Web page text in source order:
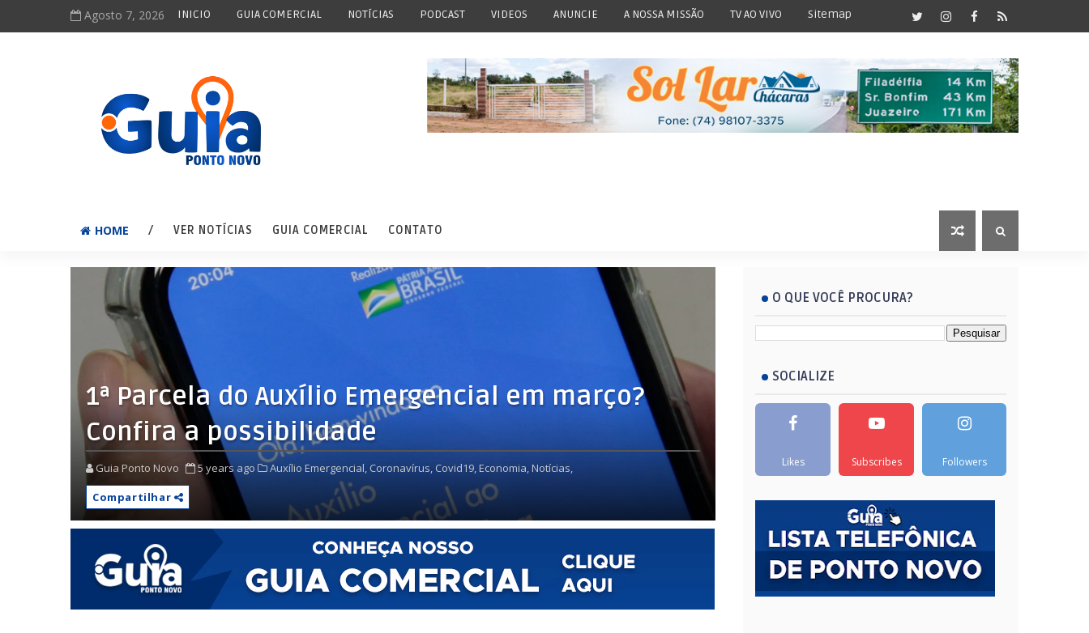
Agosto 7, 2026 INICIO GUIA COMERCIAL NOTÍCIAS PODCAST VIDEOS ANUNCIE A NOSSA MISSÃO TV AO VIVO Sitemap
HOME / VER NOTÍCIAS GUIA COMERCIAL CONTATO
1ª Parcela do Auxílio Emergencial em março?
Confira a possibilidade
Guia Ponto Novo 5 years ago Auxílio Emergencial, Coronavírus, Covid19,Economia,Notícias,
Compartilhar
O QUE VOCÊ PROCURA?
SOCIALIZE
Likes Subscribes Followers